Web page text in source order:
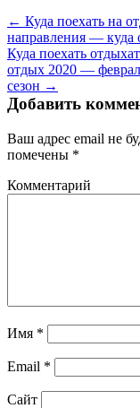
← Куда поехать на
направления — куда
Куда поехать
отдых 2020 —
сезон →
Добавить
Ваш адрес email не
помечены *
Комментарий
Имя *
Email *
Сайт